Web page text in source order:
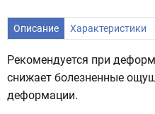
Описание Характеристики
Рекомендуется при
снижает болезненные
деформации.